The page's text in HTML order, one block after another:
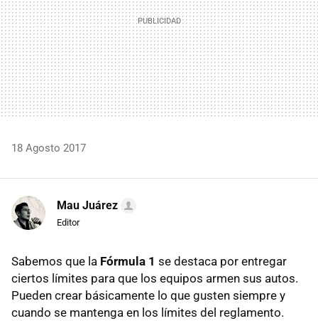
18 Agosto 2017
Mau Juárez
Editor
Sabemos que la Fórmula 1 se destaca por entregar
ciertos límites para que los equipos armen sus autos.
Pueden crear básicamente lo que gusten siempre y
cuando se mantenga en los límites del reglamento.